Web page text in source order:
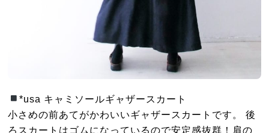
*usa キャミソールギャザースカート
小さめの前あてがかわいいギャザースカートです。 後
ろスカートはゴムになっているので安定感抜群！肩の